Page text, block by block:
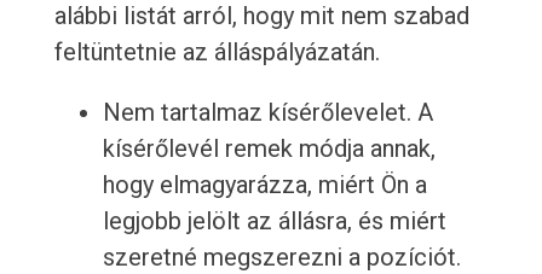
alábbi listát arról, hogy mit nem szabad
feltüntetnie az álláspályázatán.
Nem tartalmaz kísérőlevelet. A
kísérőlevél remek módja annak,
hogy elmagyarázza, miért Ön a
legjobb jelölt az állásra, és miért
szeretné megszerezni a pozíciót.